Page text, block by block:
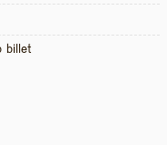
billet